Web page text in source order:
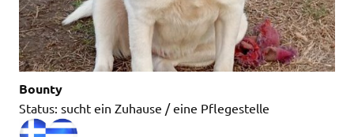
Bounty
Status: sucht ein Zuhause / eine Pflegestelle